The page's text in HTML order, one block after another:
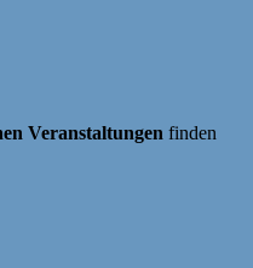
Veranstaltungen finden